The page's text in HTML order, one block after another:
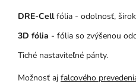
DRE-Cell fólia - odolnosť,
3D fólia - fólia so zvýšenou
Tiché nastaviteľné pánty.
Možnosť aj falcového